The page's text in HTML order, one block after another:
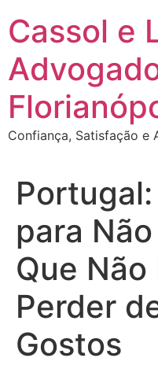
para
conteúdo
Cassol e
Confiança, Satisfação e
para
Que Não
Perder
Gostos